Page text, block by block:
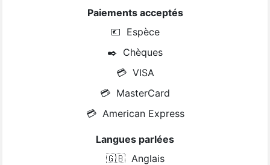
Paiements acceptés
💶 Espèce
✒️ Chèques
💳 VISA
💳 MasterCard
💳 American Express
Langues parlées
🇬🇧 Anglais